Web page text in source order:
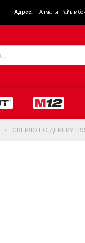
Адрес: г. Алматы,
CВЕРЛО ПО ДЕРЕВУ